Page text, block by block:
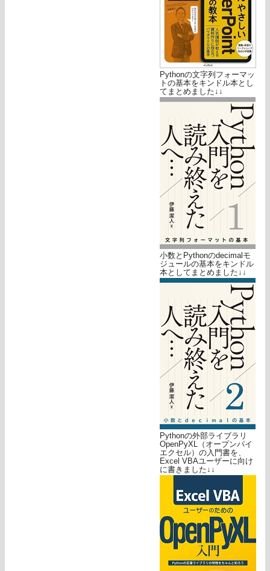
Pythonの文字列フォーマッ
トの基本をキンドル本とし
てまとめました↓↓
小数とPythonのdecimalモ
ジュールの基本をキンドル
本としてまとめました↓↓
Pythonの外部ライブラリ
OpenPyXL（オープンパイ
エクセル）の入門書を、
Excel VBAユーザーに向け
に書きました↓↓